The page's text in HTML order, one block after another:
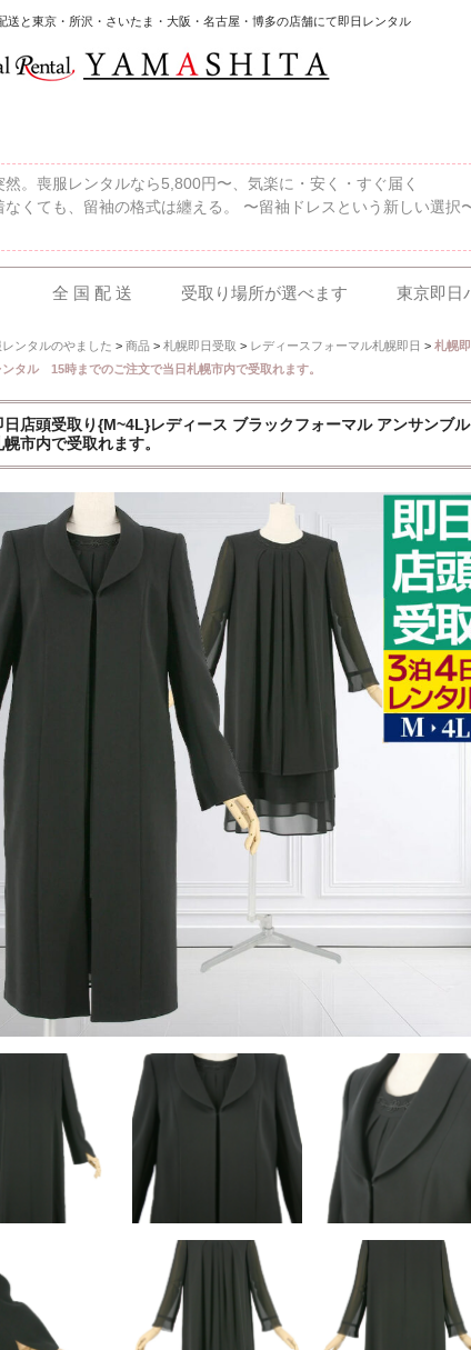
送と東京・所沢・さいたま・大阪・名古屋・博多の店舗にて即日レンタル
然。喪服レンタルなら5,800円〜、気楽に・安く・すぐ届く
なくても、留袖の格式は纏える。 〜留袖ドレスという新しい選択
全 国 配 送 受取り場所が選べます 東京即日
ンタルのやました > 商品> 札幌即日受取 > レディースフォーマル札幌即日 > 札幌
ンタル 15時までのご注文で当日札幌市内で受取れます。
日店頭受取り{M~4L}レディース ブラックフォーマル アンサン
市内で受取れます。